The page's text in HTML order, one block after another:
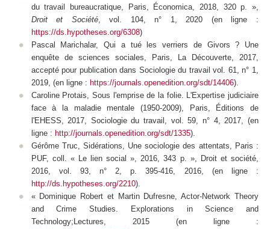
du travail bureaucratique, Paris, Économica, 2018, 320 p. »,
Droit et Société, vol. 104, n° 1, 2020 (en ligne :
https://ds.hypotheses.org/6308)
Pascal Marichalar, Qui a tué les verriers de Givors ? Une
enquête de sciences sociales, Paris, La Découverte, 2017,
accepté pour publication dans Sociologie du travail vol. 61, n° 1,
2019, (en ligne : https://journals.openedition.org/sdt/14406).
Caroline Protais, Sous l'emprise de la folie. L'Expertise judiciaire
face à la maladie mentale (1950-2009), Paris, Éditions de
l'EHESS, 2017, Sociologie du travail , vol. 59, n° 4, 2017, (en
ligne : http://journals.openedition.org/sdt/1335).
Gérôme Truc, Sidérations, Une sociologie des attentats, Paris :
PUF, coll. « Le lien social », 2016, 343 p. », Droit et société,
2016, vol. 93, n° 2, p. 395-416, 2016, (en ligne :
http://ds.hypotheses.org/2210).
« Dominique Robert et Martin Dufresne, Actor-Network Theory
and Crime Studies. Explorations in Science and
Technology;Lectures, 2015 (en ligne :